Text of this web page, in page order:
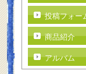
投稿フォー
商品紹介
アルバム